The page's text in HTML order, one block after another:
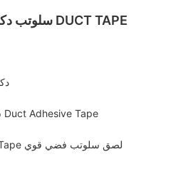
سلوتب دكت تيب الفضي DUCT TAPE
سلوتب سيلفر فضي دكت تيب Duct Adhesive Tape
شريط لاصق دكت تيب Duct Tape لصق سلوتب فضي قوي